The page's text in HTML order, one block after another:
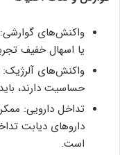
واکنش‌های
یا اسهال خفیف
واکنش‌های
حساسیت دارند،
تداخل دارویی:
داروهای دیابت
است.